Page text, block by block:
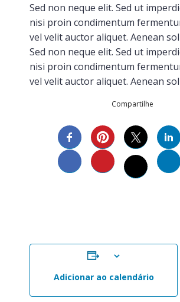
Sed non neque elit. Sed ut
nisi proin condimentum
vel velit auctor aliquet. Aenean
Sed non neque elit. Sed ut
nisi proin condimentum
vel velit auctor aliquet. Aenean
Compartilhe
Adicionar ao calendário